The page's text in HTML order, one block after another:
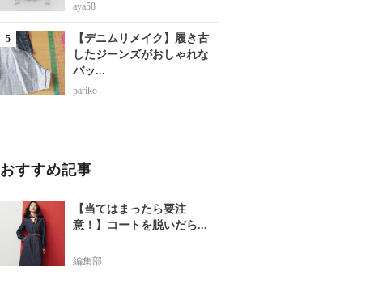
aya58
【デニムリメイク】履き古
したジーンズがおしゃれな
バッ...
pariko
おすすめ記事
【当てはまったら要注
意！】コートを脱いだら...
編集部